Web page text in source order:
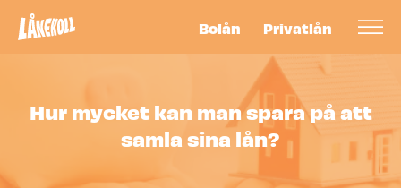
Bolån Privatlån
Hur mycket kan man spara på att
samla sina lån?